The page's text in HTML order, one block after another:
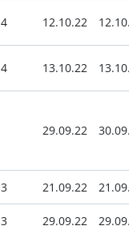
4 12.10.22
4 13.10.22
29.09.22
3 21.09.22
3 29.09.22